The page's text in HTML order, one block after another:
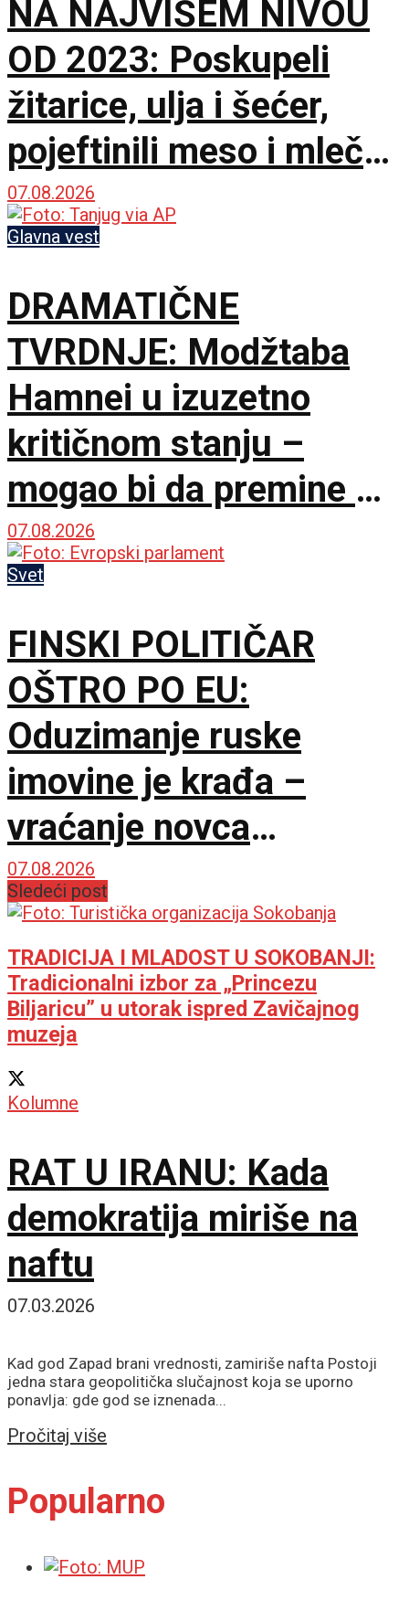
NA NAJVIŠEM NIVOU
OD 2023: Poskupeli
žitarice, ulja i šećer,
pojeftinili meso i mlečni
proizvodi
07.08.2026
Glavna vest
DRAMATIČNE
TVRDNJE: Modžtaba
Hamnei u izuzetno
kritičnom stanju –
mogao bi da premine u
svakom trenutku
07.08.2026
Svet
FINSKI POLITIČAR
OŠTRO PO EU:
Oduzimanje ruske
imovine je krađa –
vraćanje novca
omogućilo bi mir u
Ukrajini
07.08.2026
Sledeći post
TRADICIJA I MLADOST U SOKOBANJI:
Tradicionalni izbor za „Princezu
Biljaricu” u utorak ispred Zavičajnog
muzeja
Kolumne
RAT U IRANU: Kada
demokratija miriše na
naftu
07.03.2026
Kad god Zapad brani vrednosti, zamiriše nafta Postoji
jedna stara geopolitička slučajnost koja se uporno
ponavlja: gde god se iznenada...
Pročitaj više
Popularno